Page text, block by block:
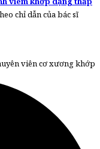
chỉ dẫn của bác sĩ
viên cơ xương khớp